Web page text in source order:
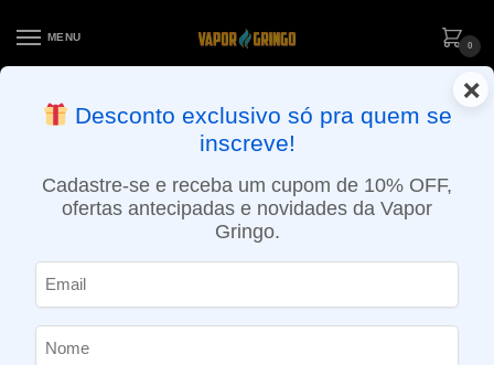
MENU
0
ENTREGA NO MESMO DIA EM SÃO PAULO (SEG A SEX): PEDIDOS
APROVADOS ATÉ 15:30 VIA MOTOBOY
×
Desconto exclusivo só pra quem se
inscreve!
Cadastre-se e receba um cupom de 10% OFF,
ofertas antecipadas e novidades da Vapor
Gringo.